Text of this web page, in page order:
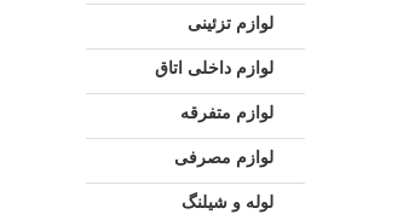
لوازم تزئینی
لوازم داخلی اتاق
لوازم متفرقه
لوازم مصرفی
لوله و شیلنگ